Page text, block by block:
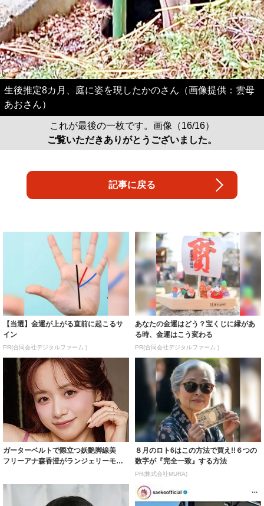
生後推定8カ月、庭に姿を現したかのさん（画像提供：雲母
あおさん）
これが最後の一枚です。画像（16/16）
ご覧いただきありがとうございました。
記事に戻る
【当選】金運が上がる直前に起こるサ
イン
PR(合同会社デジタルファーム )
あなたの金運はどう？宝くじに縁があ
る時、金運はこう変わる
PR(合同会社デジタルファーム )
ガーターベルトで際立つ妖艶脚線美
フリーアナ森香澄がランジェリーモデ
８月のロト6はこの方法で買え!!６つの
数字が『完全一致』する方法
PR(株式会社MURA)